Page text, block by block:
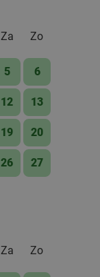
Za Zo
5 6
12 13
19 20
26 27
Za Zo